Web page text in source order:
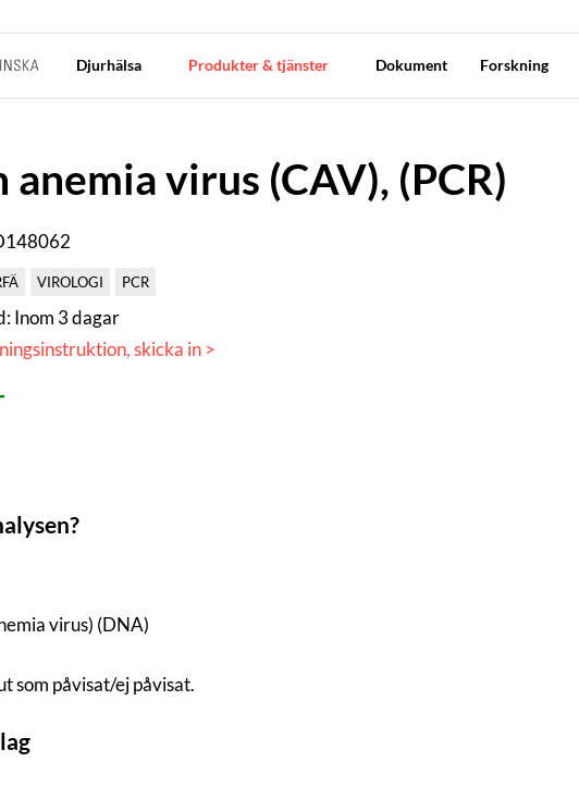
Djurhälsa Produkter & tjänster Dokument Forskning
anemia virus (CAV), (PCR)
VIROLOGI PCR
Inom 3 dagar
skicka in >
virus) (DNA)
som påvisat/ej påvisat.